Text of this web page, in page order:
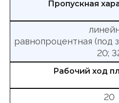
Пропускная
равнопроцентная (под
20;
Рабочий ход
20